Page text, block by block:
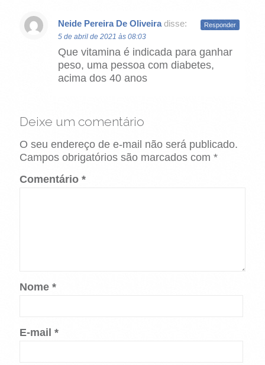
Neide Pereira De Oliveira disse:
5 de abril de 2021 às 08:03
Que vitamina é indicada para ganhar
peso, uma pessoa com diabetes,
acima dos 40 anos
Responder
Deixe um comentário
O seu endereço de e-mail não será publicado.
Campos obrigatórios são marcados com *
Comentário *
Nome *
E-mail *